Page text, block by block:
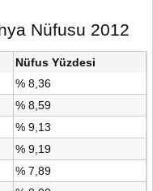
Nüfusu 2012
Nüfus Yüzdesi
% 8,36
% 8,59
% 9,13
% 9,19
% 7,89